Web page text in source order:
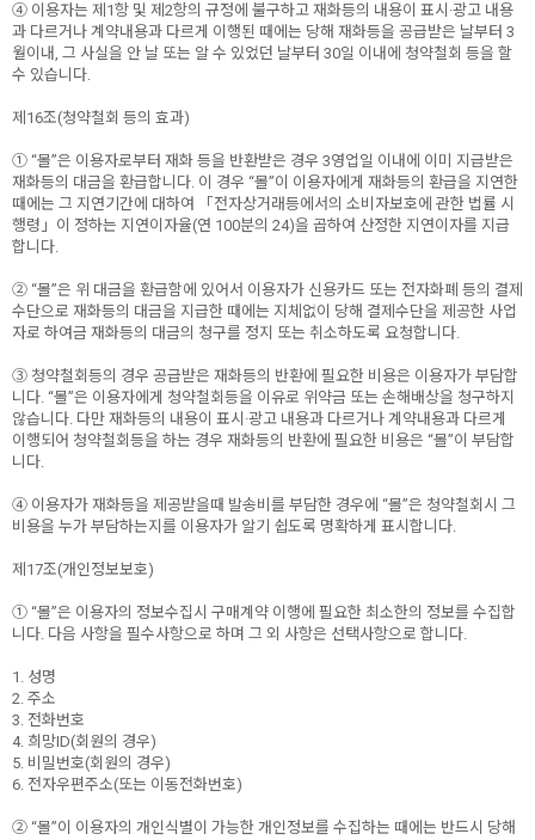
④ 이용자는 제1항 및 제2항의 규정에 불구하고 재화등의 내용이 표시·광고 내용
과 다르거나 계약내용과 다르게 이행된 때에는 당해 재화등을 공급받은 날부터 3
월이내, 그 사실을 안 날 또는 알 수 있었던 날부터 30일 이내에 청약철회 등을 할
수 있습니다.
제16조(청약철회 등의 효과)
① “몰”은 이용자로부터 재화 등을 반환받은 경우 3영업일 이내에 이미 지급받은
재화등의 대금을 환급합니다. 이 경우 “몰”이 이용자에게 재화등의 환급을 지연한
때에는 그 지연기간에 대하여 「전자상거래등에서의 소비자보호에 관한 법률 시
행령」이 정하는 지연이자율(연 100분의 24)을 곱하여 산정한 지연이자를 지급
합니다.
② “몰”은 위 대금을 환급함에 있어서 이용자가 신용카드 또는 전자화폐 등의 결제
수단으로 재화등의 대금을 지급한 때에는 지체없이 당해 결제수단을 제공한 사업
자로 하여금 재화등의 대금의 청구를 정지 또는 취소하도록 요청합니다.
③ 청약철회등의 경우 공급받은 재화등의 반환에 필요한 비용은 이용자가 부담합
니다. “몰”은 이용자에게 청약철회등을 이유로 위약금 또는 손해배상을 청구하지
않습니다. 다만 재화등의 내용이 표시·광고 내용과 다르거나 계약내용과 다르게
이행되어 청약철회등을 하는 경우 재화등의 반환에 필요한 비용은 “몰”이 부담합
니다.
④ 이용자가 재화등을 제공받을때 발송비를 부담한 경우에 “몰”은 청약철회시 그
비용을 누가 부담하는지를 이용자가 알기 쉽도록 명확하게 표시합니다.
제17조(개인정보보호)
① “몰”은 이용자의 정보수집시 구매계약 이행에 필요한 최소한의 정보를 수집합
니다. 다음 사항을 필수사항으로 하며 그 외 사항은 선택사항으로 합니다.
1. 성명
2. 주소
3. 전화번호
4. 희망ID(회원의 경우)
5. 비밀번호(회원의 경우)
6. 전자우편주소(또는 이동전화번호)
② “몰”이 이용자의 개인식별이 가능한 개인정보를 수집하는 때에는 반드시 당해